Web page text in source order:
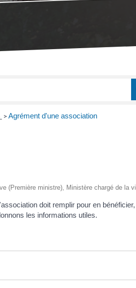
> Agrément d'une association
(Première ministre), Ministère chargé de la
doit remplir pour en
les informations utiles.